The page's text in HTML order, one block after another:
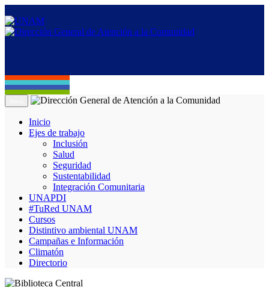
Inicio
Ejes de trabajo
Inclusión
Salud
Seguridad
Sustentabilidad
Integración Comunitaria
UNAPDI
#TuRed UNAM
Cursos
Distintivo ambiental UNAM
Campañas e Información
Climatón
Directorio